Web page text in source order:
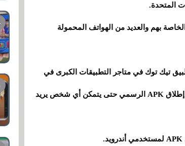
المتحدة.
بهم والعديد من الهواتف المحمولة
تيك توك في متاجر التطبيقات الكبرى في
الولايات المتحدة، خطرت لـ ByteDance فكرة وهي في الأساس إطلاق APK الرسمي حتى يتمكن أي شخص يريد